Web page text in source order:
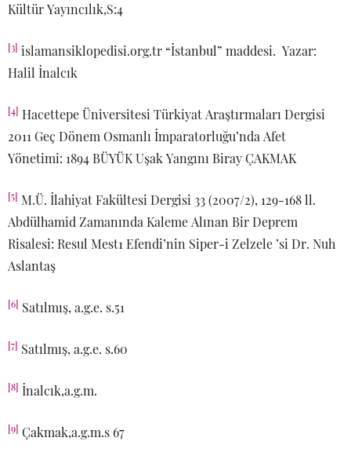
Kültür Yayıncılık,S:4
[3] islamansiklopedisi.org.tr “İstanbul” maddesi. Yazar:
Halil İnalcık
[4] Hacettepe Üniversitesi Türkiyat Araştırmaları Dergisi
2011 Geç Dönem Osmanlı İmparatorluğu’nda Afet
Yönetimi: 1894 BÜYÜK Uşak Yangını Biray ÇAKMAK
[5] M.Ü. İlahiyat Fakültesi Dergisi 33 (2007/2), 129-168 ll.
Abdülhamid Zamanında Kaleme Alınan Bir Deprem
Risalesi: Resul Mest1 Efendi’nin Siper-i Zelzele ’si Dr. Nuh
Aslantaş
[6] Satılmış, a.g.e. s.51
[7] Satılmış, a.g.e. s.60
[8] İnalcık,a.g.m.
[9] Çakmak,a.g.m.s 67